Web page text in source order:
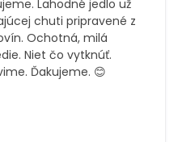
Lahodné jedlo už
chuti pripravené z
Ochotná, milá
Niet čo vytknúť.
Ďakujeme. 😊